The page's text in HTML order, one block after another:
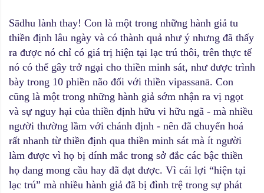
Sādhu lành thay! Con là một trong những hành giả tu
thiền định lâu ngày và có thành quả như ý nhưng đã thấy
ra được nó chỉ có giá trị hiện tại lạc trú thôi, trên thực tế
nó có thể gây trở ngại cho thiền minh sát, như được trình
bày trong 10 phiền não đối với thiền vipassanā. Con
cũng là một trong những hành giả sớm nhận ra vị ngọt
và sự nguy hại của thiền định hữu vi hữu ngã - mà nhiều
người thường lầm với chánh định - nên đã chuyển hoá
rất nhanh từ thiền định qua thiền minh sát mà ít người
làm được vì họ bị dính mắc trong sở đắc các bậc thiền
họ đang mong cầu hay đã đạt được. Vì cái lợi “hiện tại
lạc trú” mà nhiều hành giả đã bị đình trệ trong sự phát